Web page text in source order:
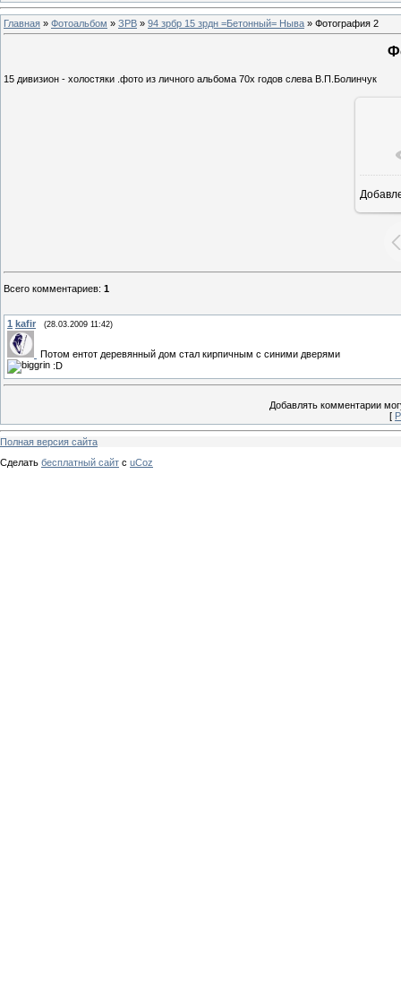
Главная » Фотоальбом » ЗРВ » 94 зрбр 15 зрдн =Бетонный= Ныва » Фотография 2
15 дивизион - холостяки .фото из личного альбома 70х годов слева В.П.Болинчук
Всего комментариев: 1
1 kafir (28.03.2009 11:42)
Потом ентот деревянный дом стал кирпичным с синими дверями
:D
Добавлять комментарии
[
Полная версия сайта
Сделать бесплатный сайт с uCoz